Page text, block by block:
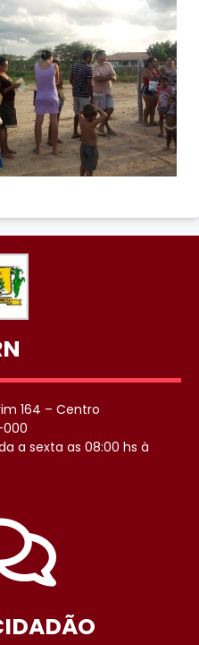
164 – Centro
000
a sexta as 08:00 hs à